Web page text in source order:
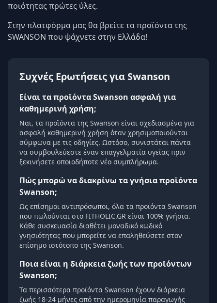
ποιότητας πρώτες ύλες.
Στην πλατφόρμα μας θα βρείτε τα προϊόντα της
SWANSON που ψάχνετε στην Ελλάδα!
Συχνές Ερωτήσεις για Swanson
Είναι τα προϊόντα Swanson ασφαλή για
καθημερινή χρήση;
Ναι, τα προϊόντα της Swanson είναι σχεδιασμένα για
ασφαλή καθημερινή χρήση όταν χρησιμοποιούνται
σύμφωνα με τις οδηγίες. Ωστόσο, συνιστάται πάντα
να συμβουλεύεστε έναν επαγγελματία υγείας πριν
ξεκινήσετε οποιοδήποτε νέο συμπλήρωμα.
Πώς μπορώ να διακρίνω τα γνήσια προϊόντα
Swanson;
Ως επίσημοι αντιπρόσωποι, όλα τα προϊόντα Swanson
που πωλούνται στο FITHOLIC.GR είναι 100% γνήσια.
Κάθε συσκευασία διαθέτει μοναδικό κωδικό
γνησιότητας που μπορείτε να επαληθεύσετε στον
επίσημο ιστότοπο της Swanson.
Ποια είναι η διάρκεια ζωής των προϊόντων
Swanson;
Τα περισσότερα προϊόντα Swanson έχουν διάρκεια
ζωής 18-24 μήνες από την ημερομηνία παραγωγής